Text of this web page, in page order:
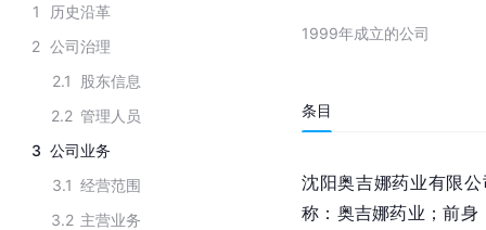
1
历史沿革
2 公司治理
2.1
股东信息
2.2 管理人员
3 公司业务
3.1 经营范围
3.2 主营业务
1999年成立的公司
条目
沈阳奥吉娜药业有限
称：奥吉娜药业；前身